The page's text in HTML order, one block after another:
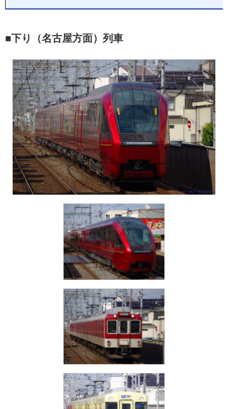
■下り（名古屋方面）列車